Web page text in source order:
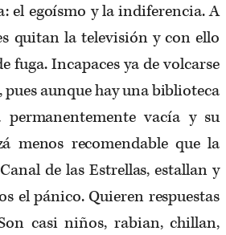
el egoísmo y la indiferencia. A
quitan la televisión y con ello
fuga. Incapaces ya de volcarse
aunque hay una biblioteca
permanentemente vacía y su
menos recomendable que la
de las Estrellas, estallan y
el pánico. Quieren respuestas
casi niños, rabian, chillan,